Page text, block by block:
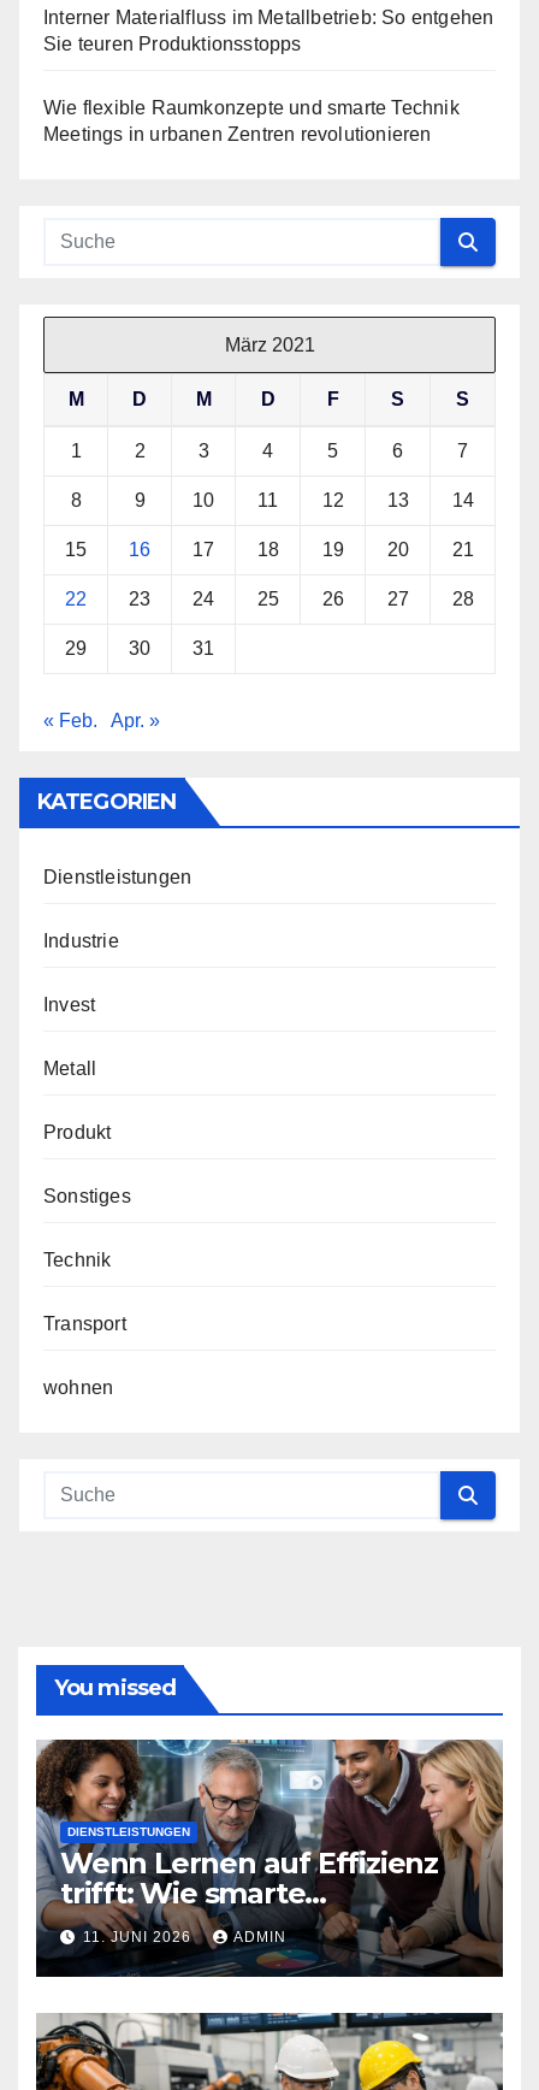
Interner Materialfluss im Metallbetrieb: So entgehen
Sie teuren Produktionsstopps
Wie flexible Raumkonzepte und smarte Technik
Meetings in urbanen Zentren revolutionieren
März 2021
M D M D F S S
1 2 3 4 5 6 7
8 9 10 11 12 13 14
15 16 17 18 19 20 21
22 23 24 25 26 27 28
29 30 31
« Feb. Apr. »
KATEGORIEN
Dienstleistungen
Industrie
Invest
Metall
Produkt
Sonstiges
Technik
Transport
wohnen
You missed
DIENSTLEISTUNGEN
Wenn Lernen auf Effizienz
trifft: Wie smarte
Technologien Weiterbildung
neu definieren
11. JUNI 2026 ADMIN